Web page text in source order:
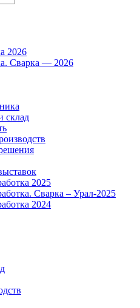
2026
Сварка — 2026
склад
2025
Сварка – Урал-2025
2024